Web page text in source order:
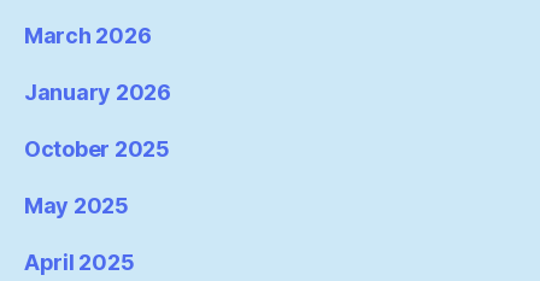
March 2026
January 2026
October 2025
May 2025
April 2025